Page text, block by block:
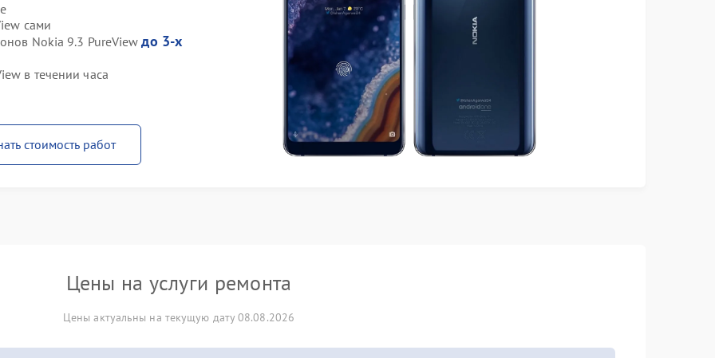
сами
Nokia 9.3 PureViewдо 3-х
в течении часа
стоимость работ
Цены на услуги ремонта
Цены актуальны на текущую дату 08.08.2026